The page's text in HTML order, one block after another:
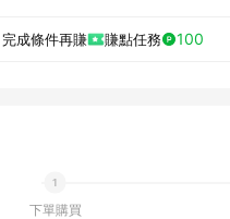
完成條件再賺 賺點任務 100
下單購買